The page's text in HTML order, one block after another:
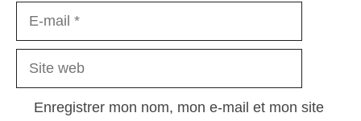
Site
Enregistrer mon nom, mon e-mail et mon site